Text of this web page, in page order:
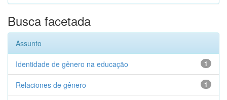
Busca facetada
Assunto
1
Identidade de gênero na educação
1
Relaciones de gênero